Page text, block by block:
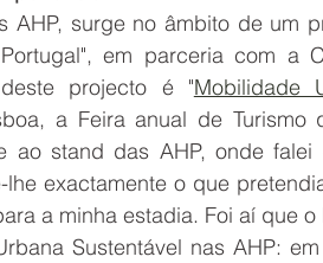
AHP, surge no âmbito de um
em parceria com a
projecto é "Mobilidade
a Feira anual de Turismo
ao stand das AHP, onde falei
exactamente o que
a minha estadia. Foi aí que o
Sustentável nas AHP: